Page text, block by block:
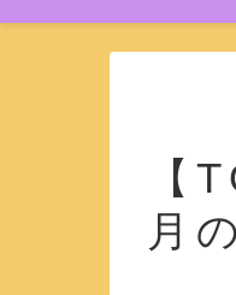
【
月